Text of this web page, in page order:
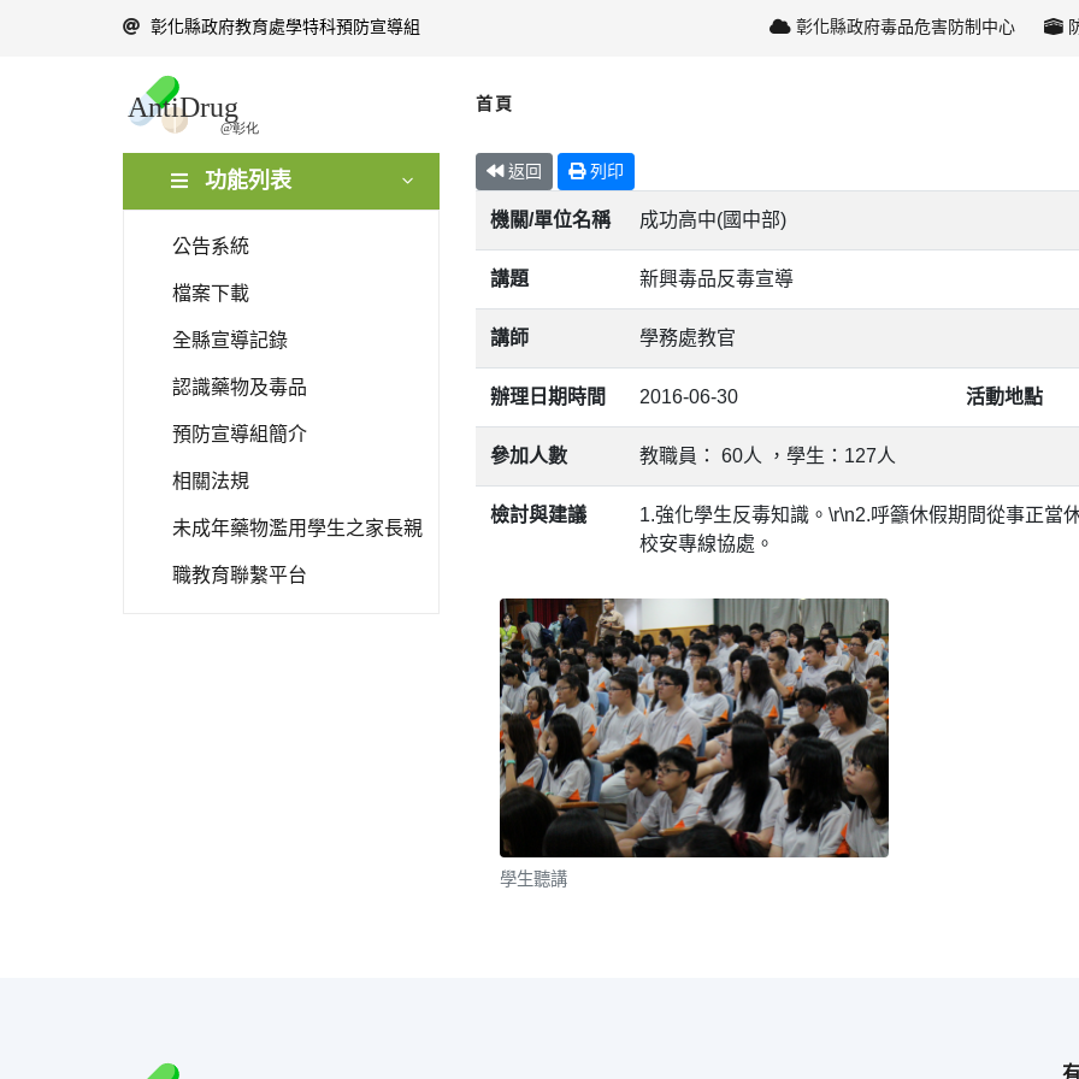
彰化縣政府教育處學特科預防宣導組 彰化縣政府毒品危害防制中心
首頁
功能列表
公告系統
檔案下載
全縣宣導記錄
認識藥物及毒品
預防宣導組簡介
相關法規
未成年藥物濫用學生之家長親
職教育聯繫平台
返回 列印
機關/單位名稱 成功高中(國中部)
講題 新興毒品反毒宣導
講師 學務處教官
辦理日期時間 2016-06-30 活動地點
參加人數 教職員： 60人 ，學生：127人
檢討與建議
1.強化學生反毒知識。\r\n2.呼籲休假期間從事正當
校安專線協處。
學生聽講